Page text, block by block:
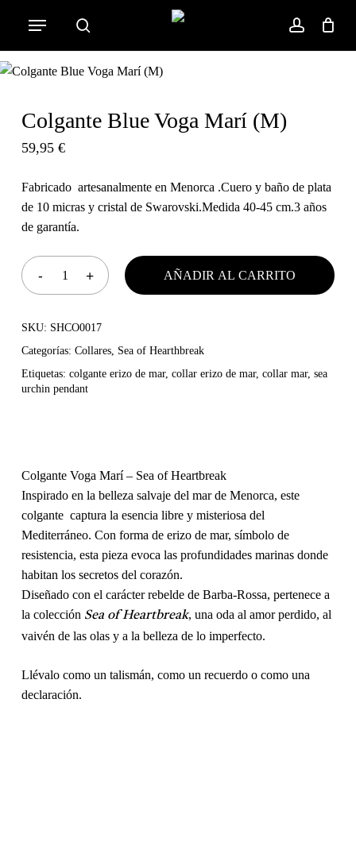
main
content
search account
Menu
Cart
Close
Colgante Blue Voga Marí (M)
59,95 €
Fabricado artesanalmente en Menorca .Cuero y baño de plata
de 10 micras y cristal de Swarovski.Medida 40-45 cm.3 años
de garantía.
AÑADIR AL CARRITO
SKU: SHCO0017
Categorías: Collares, Sea of Hearthbreak
Etiquetas: colgante erizo de mar, collar erizo de mar, collar mar, sea
urchin pendant
Colgante Voga Marí – Sea of Heartbreak
Inspirado en la belleza salvaje del mar de Menorca, este
colgante captura la esencia libre y misteriosa del
Mediterráneo. Con forma de erizo de mar, símbolo de
resistencia, esta pieza evoca las profundidades marinas donde
habitan los secretos del corazón.
Diseñado con el carácter rebelde de Barba-Rossa, pertenece a
la colección Sea of Heartbreak, una oda al amor perdido, al
vaivén de las olas y a la belleza de lo imperfecto.
Llévalo como un talismán, como un recuerdo o como una
declaración.